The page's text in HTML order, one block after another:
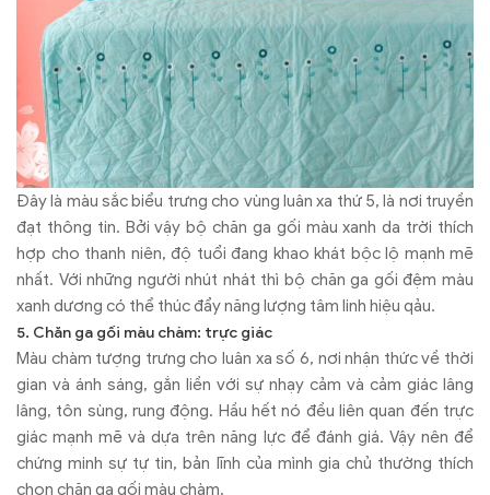
Đây là màu sắc biểu trưng cho vùng luân xa thứ 5, là nơi truyền
đạt thông tin. Bởi vậy bộ chăn ga gối màu xanh da trời thích
hợp cho thanh niên, độ tuổi đang khao khát bộc lộ mạnh mẽ
nhất. Với những người nhút nhát thì bộ chăn ga gối đệm màu
xanh dương có thể thúc đẩy năng lượng tâm linh hiệu qảu.
5. Chăn ga gối màu chàm: trực giác
Màu chàm tượng trưng cho luân xa số 6, nơi nhận thức về thời
gian và ánh sáng, gắn liền với sự nhạy cảm và cảm giác lâng
lâng, tôn sùng, rung động. Hầu hết nó đều liên quan đến trực
giác mạnh mẽ và dựa trên năng lực để đánh giá. Vậy nên để
chứng minh sự tự tin, bản lĩnh của mình gia chủ thường thích
chọn chăn ga gối màu chàm.